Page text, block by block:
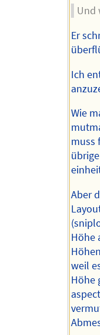
Und
Er
Ich
Wie
muss
Aber
Höhe
weil
Höhe